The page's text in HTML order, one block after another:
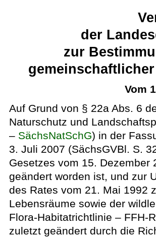
der
zur
Vom
Auf Grund von § 22a Abs. 6
Naturschutz und
– SächsNatSchG) in der
3. Juli 2007 (SächsGVBl. S.
Gesetzes vom 15. Dezember
geändert worden ist, und zur
des Rates vom 21. Mai 1992
Lebensräume sowie der
Flora-Habitatrichtlinie – FFH-
zuletzt geändert durch die